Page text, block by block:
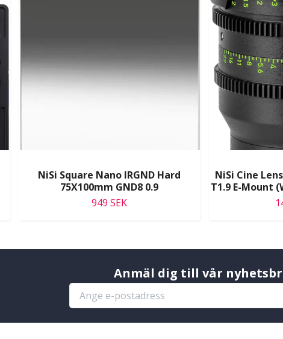
NiSi Square Nano IRGND Hard
75X100mm GND8 0.9
949 SEK
NiSi Cine
T1.9 E-Mount
Anmäl dig till vår